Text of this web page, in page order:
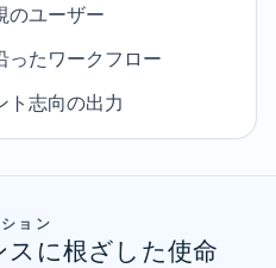
のユーザー
ったワークフロー
ト志向の出力
ョン
に根ざした使命